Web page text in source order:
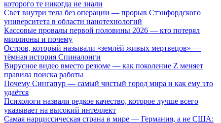
которого те никогда не знали
Свет внутри тела без операции — прорыв Стэнфордского
университета в области нанотехнологий
Кассовые провалы первой половины 2026 — кто потерял
миллионы и почему
Остров, который называли «землёй живых мертвецов» —
тёмная история Спиналонги
Вирусное видео вместо резюме — как поколение Z меняет
правила поиска работы
Почему Сингапур — самый чистый город мира и как ему это
удаётся
Психологи назвали редкое качество, которое лучше всего
указывает на высокий интеллект
Самая нарциссическая страна в мире — Германия, а не США: